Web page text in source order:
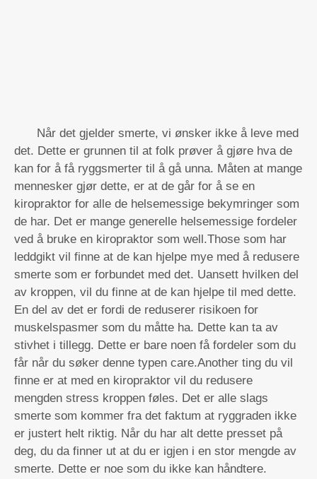
Når det gjelder smerte, vi ønsker ikke å leve med
det. Dette er grunnen til at folk prøver å gjøre hva de
kan for å få ryggsmerter til å gå unna. Måten at mange
mennesker gjør dette, er at de går for å se en
kiropraktor for alle de helsemessige bekymringer som
de har. Det er mange generelle helsemessige fordeler
ved å bruke en kiropraktor som well.Those som har
leddgikt vil finne at de kan hjelpe mye med å redusere
smerte som er forbundet med det. Uansett hvilken del
av kroppen, vil du finne at de kan hjelpe til med dette.
En del av det er fordi de reduserer risikoen for
muskelspasmer som du måtte ha. Dette kan ta av
stivhet i tillegg. Dette er bare noen få fordeler som du
får når du søker denne typen care.Another ting du vil
finne er at med en kiropraktor vil du redusere
mengden stress kroppen føles. Det er alle slags
smerte som kommer fra det faktum at ryggraden ikke
er justert helt riktig. Når du har alt dette presset på
deg, du da finner ut at du er igjen i en stor mengde av
smerte. Dette er noe som du ikke kan håndtere.